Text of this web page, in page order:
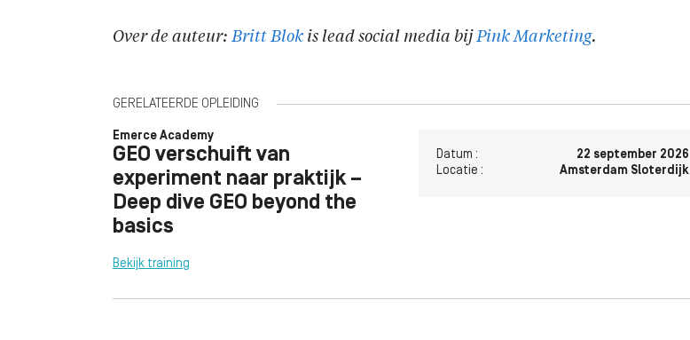
Over de auteur: Britt Blok is lead social media bij Pink Marketing.
GERELATEERDE OPLEIDING
Emerce Academy
GEO verschuift van
experiment naar praktijk –
Deep dive GEO beyond the
basics
Bekijk training
Datum :
22 september 2026
Locatie :
Amsterdam Sloterdijk